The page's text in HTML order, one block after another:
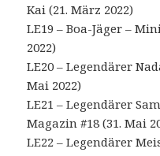
Kai (21. März 2022)
LE19 – Boa-Jäger –
2022)
LE20 – Legendärer
Mai 2022)
LE21 – Legendärer
Magazin #18 (31. Mai
LE22 – Legendärer